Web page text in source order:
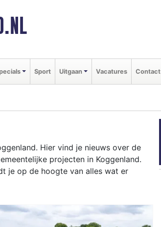
Sport Uitgaan Vacatures Contact
Hier vind je nieuws over de
projecten in Koggenland.
je op de hoogte van alles wat er
grondbeleid in de polder tot besluiten